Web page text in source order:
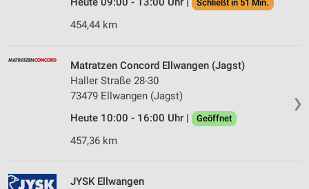
Schließt in 51 Min.
454,44 km
❯
Matratzen Concord Ellwangen (Jagst)
Haller Straße 28-30
73479 Ellwangen (Jagst)
Heute 10:00 - 16:00 Uhr |
Geöffnet
457,36 km
JYSK Ellwangen